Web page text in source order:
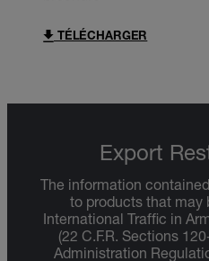
TÉLÉCHARGER
Export
The information
to products that may
International Traffic in
(22 C.F.R. Sections
Administration